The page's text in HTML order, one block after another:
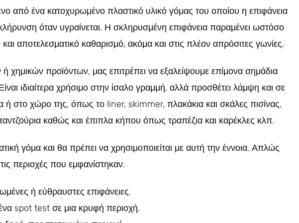
από ένα κατοχυρωμένο πλαστικό υλικό γόμας του οποίου η επιφάνεια
όταν υγραίνεται. Η σκληρυσμένη επιφάνεια παραμένει ωστόσο
αποτελεσματικό καθαρισμό, ακόμα και στις πλέον απρόσιτες γωνίες.
προϊόντων, μας επιτρέπει να εξαλείψουμε επίμονα σημάδια
ιδιαίτερα χρήσιμο στην ίσαλο γραμμή, αλλά προσθέτει λάμψη και σε
ή στο χώρο της, όπως το liner, skimmer, πλακάκια και σκάλες πισίνας,
καθώς και έπιπλα κήπου όπως τραπέζια και καρέκλες κλπ.
γόμα και θα πρέπει να χρησιμοποιείται με αυτή την έννοια. Απλώς
περιοχές που εμφανίστηκαν.
ή εύθραυστες επιφάνειες.
spot test σε μια κρυφή περιοχή.